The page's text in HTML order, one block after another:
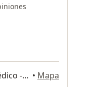
Calle 11# 0-24 Edificio Colegio Médico - Consultorio 501., Cúcuta • Mapa